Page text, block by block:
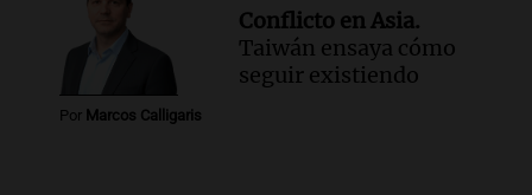
Por Marcos Calligaris
Conflicto en Asia.
Taiwán ensaya cómo
seguir existiendo